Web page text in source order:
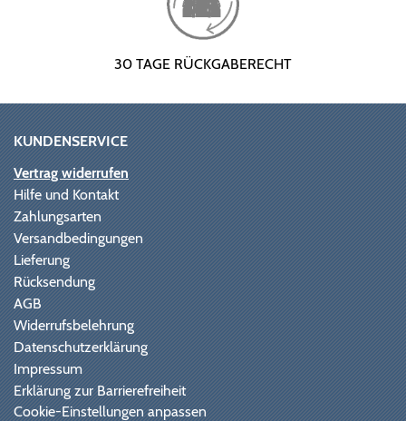
30 TAGE RÜCKGABERECHT
KUNDENSERVICE
Vertrag widerrufen
Hilfe und Kontakt
Zahlungsarten
Versandbedingungen
Lieferung
Rücksendung
AGB
Widerrufsbelehrung
Datenschutzerklärung
Impressum
Erklärung zur Barrierefreiheit
Cookie-Einstellungen anpassen